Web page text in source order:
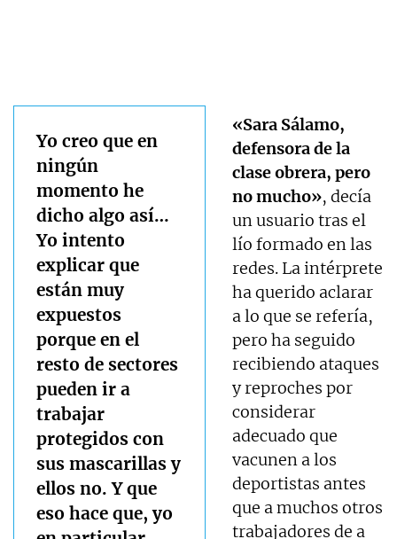
Yo creo que en
ningún
momento he
dicho algo así…
Yo intento
explicar que
están muy
expuestos
porque en el
resto de sectores
pueden ir a
trabajar
protegidos con
sus mascarillas y
ellos no. Y que
eso hace que, yo
«Sara Sálamo,
defensora de la
clase obrera, pero
no mucho», decía
un usuario tras el
lío formado en las
redes. La intérprete
ha querido aclarar
a lo que se refería,
pero ha seguido
recibiendo ataques
y reproches por
considerar
adecuado que
vacunen a los
deportistas antes
que a muchos otros
trabajadores de a